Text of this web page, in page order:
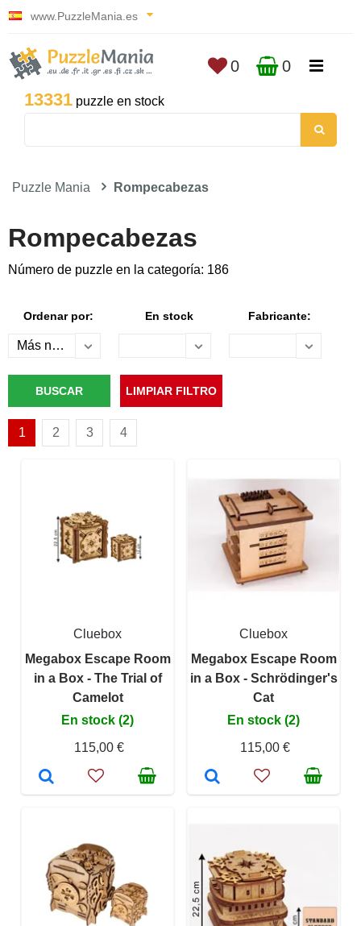
www.PuzzleMania.es
13331 puzzle en stock
0 0
Puzzle Mania Rompecabezas
Rompecabezas
Número de puzzle en la categoría: 186
Ordenar por: En stock Fabricante:
1 2 3 4
Cluebox
Megabox Escape Room
in a Box - The Trial of
Camelot
En stock (2)
115,00 €
Cluebox
Megabox Escape Room
in a Box - Schrödinger's
Cat
En stock (2)
115,00 €